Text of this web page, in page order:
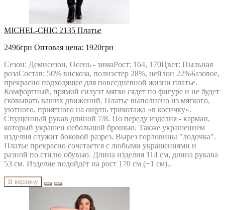
MICHEL-CHIC 2135 Платье
2496грн Оптовая цена: 1920грн
Сезон: Демисезон, Осень - зимаРост: 164, 170Цвет: Пыльная
розаСостав: 50% вискоза, полиэстер 28%, нейлон 22%Базовое,
прекрасно подходящее для повседневной жизни платье.
Комфортный, прямой силуэт мягко сядет по фигуре и не будет
сковывать ваших движений. Платье выполнено из мягкого,
уютного, приятного на ощупь трикотажа «в косичку».
Спущенный рукав длиной 7/8. По переду изделия - карман,
который украшен небольшой брошью. Также украшением
изделия служит боковой разрез. Вырез горловины "лодочка".
Платье прекрасно сочетается с любыми украшениями и
разной по стилю обувью. Длина изделия 114 см, длина рукава
53 см. Изделие подойдёт на рост 170 см (+1 см)..
В корзину